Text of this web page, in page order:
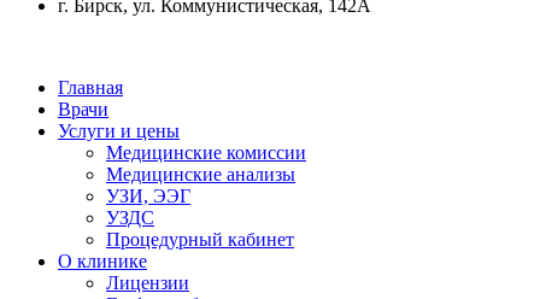
г. Бирск, ул. Коммунистическая, 142А
Главная
Врачи
Услуги и цены
Медицинские комиссии
Медицинские анализы
УЗИ, ЭЭГ
УЗДС
Процедурный кабинет
О клинике
Лицензии